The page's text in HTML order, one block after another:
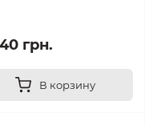
грн.
В корзину